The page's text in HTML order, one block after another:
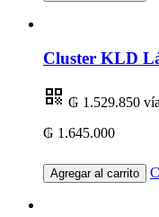
Cluster KLD
₲ 1.529.850
₲ 1.645.000
Agregar al carrito